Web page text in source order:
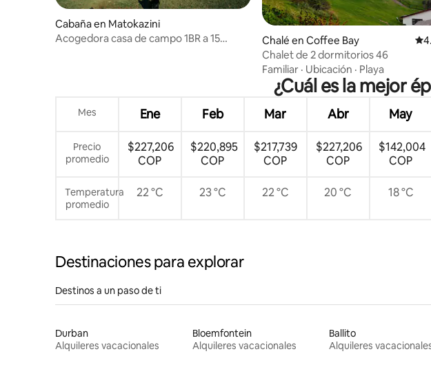
Cabaña en Matokazini
Acogedora casa de campo 1BR a 15
Chalé en Coffee Bay
Chalet de 2 dormitorios 46
Familiar · Ubicación · Playa
¿Cuál es la mejor
Mes Ene Feb Mar Abr May
Precio
promedio
$227,206
COP
$220,895
COP
$217,739
COP
$227,206
COP
$142,004
COP
Temperatura
promedio
22 °C 23 °C 22 °C 20 °C 18 °C
Destinaciones para explorar
Destinos a un paso de ti
Durban
Alquileres vacacionales
Bloemfontein
Alquileres vacacionales
Ballito
Alquileres